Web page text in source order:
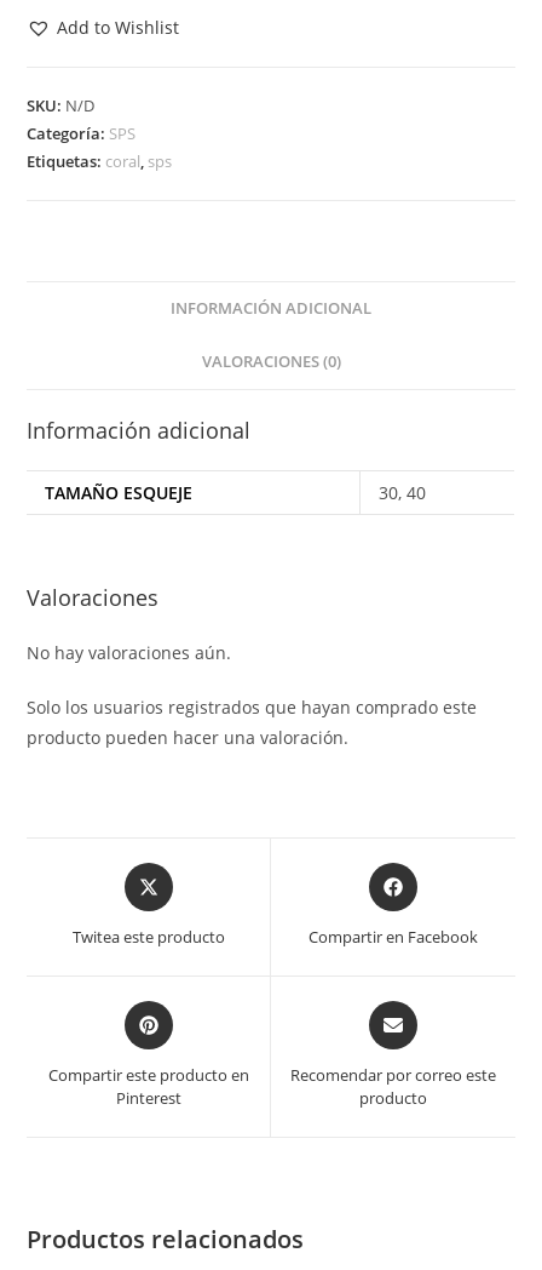
Add to Wishlist
SKU: N/D
Categoría: SPS
Etiquetas: coral, sps
INFORMACIÓN ADICIONAL
VALORACIONES (0)
Información adicional
TAMAÑO ESQUEJE 30, 40
Valoraciones
No hay valoraciones aún.
Solo los usuarios registrados que hayan comprado este
producto pueden hacer una valoración.
Opens
in
Twitea este producto
Opens
in
a
Compartir en Facebook
Opens
in
new
Compartir este producto en
Pinterest
Opens
in
new
Recomendar por correo este
producto
Productos relacionados